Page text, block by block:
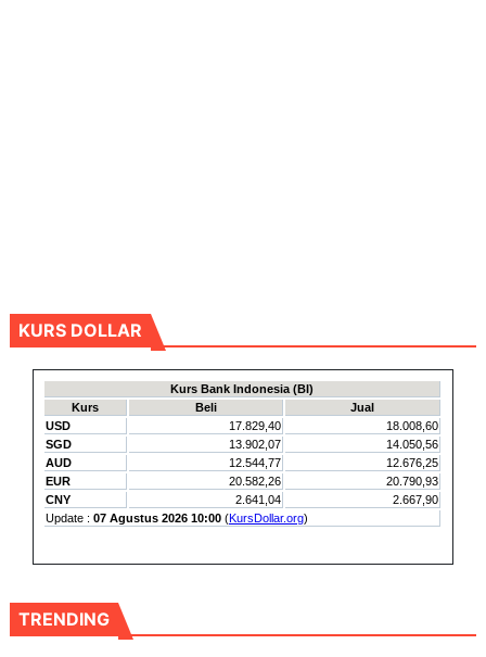
KURS DOLLAR
TRENDING